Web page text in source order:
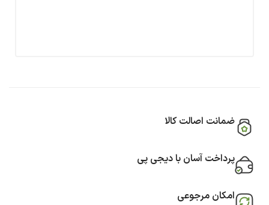
ضمانت اصالت کالا
پرداخت آسان با دیجی پی
امکان مرجوعی